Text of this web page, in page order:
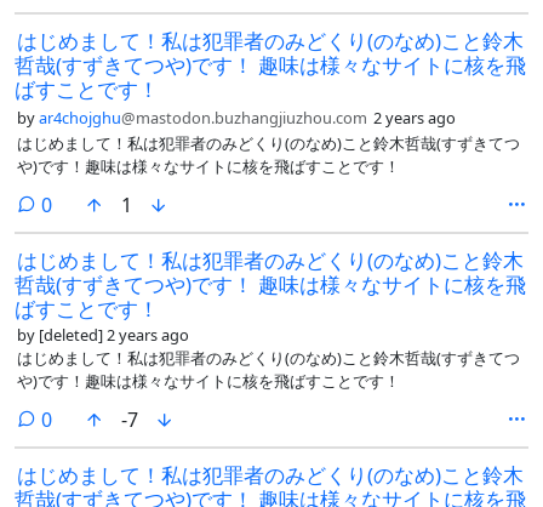
はじめまして！私は犯罪者のみどくり(のなめ)こと鈴木
哲哉(すずきてつや)です！ 趣味は様々なサイトに核を飛
ばすことです！
byar4chojghu@mastodon.buzhangjiuzhou.com 2 years ago
はじめまして！私は犯罪者のみどくり(のなめ)こと鈴木哲哉(すずきてつ
や)です！趣味は様々なサイトに核を飛ばすことです！
0comments
1
はじめまして！私は犯罪者のみどくり(のなめ)こと鈴木
哲哉(すずきてつや)です！ 趣味は様々なサイトに核を飛
ばすことです！
by [deleted]2 years ago
はじめまして！私は犯罪者のみどくり(のなめ)こと鈴木哲哉(すずきてつ
や)です！趣味は様々なサイトに核を飛ばすことです！
0comments
-7
はじめまして！私は犯罪者のみどくり(のなめ)こと鈴木
哲哉(すずきてつや)です！ 趣味は様々なサイトに核を飛